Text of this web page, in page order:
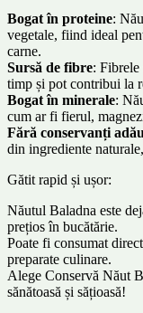
Bogat în proteine:
vegetale, fiind ideal
carne.
Sursă de fibre: Fibrele
timp și pot contribui la
Bogat în minerale:
cum ar fi fierul,
Fără conservanți
din ingrediente
Gătit rapid și ușor:
Năutul Baladna este
prețios în bucătărie.
Poate fi consumat
preparate culinare.
Alege Conservă Năut
sănătoasă și sățioasă!